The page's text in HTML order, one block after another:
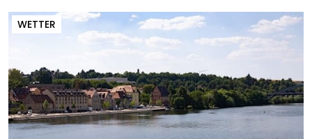
WETTER